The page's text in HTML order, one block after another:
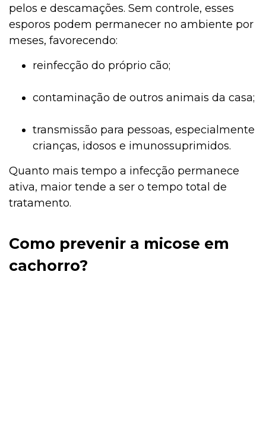
pelos e descamações. Sem controle, esses
esporos podem permanecer no ambiente por
meses, favorecendo:
reinfecção do próprio cão;
contaminação de outros animais da casa;
transmissão para pessoas, especialmente
crianças, idosos e imunossuprimidos.
Quanto mais tempo a infecção permanece
ativa, maior tende a ser o tempo total de
tratamento.
Como prevenir a micose em
cachorro?